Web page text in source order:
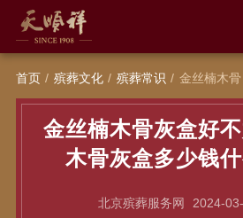
首页 殡葬文化 殡葬常识 金丝楠木骨灰盒好不好？金丝楠木骨灰盒多少钱什么价位？
金丝楠木骨灰盒好
木骨灰盒多少钱
北京殡葬服务网 2024-